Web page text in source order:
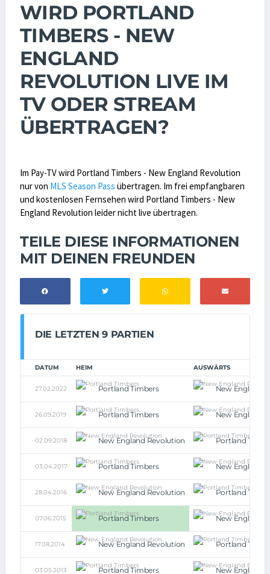
WIRD PORTLAND
TIMBERS - NEW
ENGLAND
REVOLUTION LIVE IM
TV ODER STREAM
ÜBERTRAGEN?
Im Pay-TV wird Portland Timbers - New England Revolution
nur von MLS Season Pass übertragen. Im frei empfangbaren
und kostenlosen Fernsehen wird Portland Timbers - New
England Revolution leider nicht live übertragen.
TEILE DIESE INFORMATIONEN
MIT DEINEN FREUNDEN
DIE LETZTEN 9 PARTIEN
DATUM HEIM AUSWÄRTS
27.02.2022 Portland Timbers New England
26.09.2019 Portland Timbers New England
02.09.2018 New England Revolution Portland
03.04.2017 Portland Timbers New England
28.04.2016 New England Revolution Portland
07.06.2015 Portland Timbers New England
17.08.2014 New England Revolution Portland
03.05.2013 Portland Timbers New England